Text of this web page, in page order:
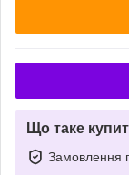
Що таке
Замовлення